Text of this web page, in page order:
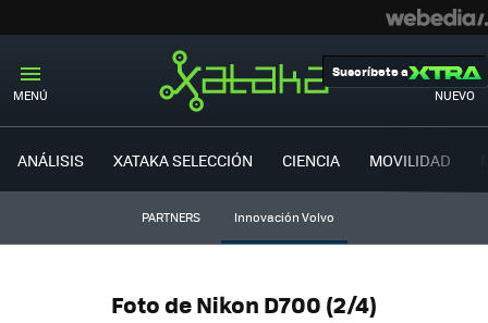
MENÚ NUEVO
Suscríbete a
ANÁLISIS XATAKA SELECCIÓN CIENCIA MOVILIDAD
PARTNERS Innovación Volvo
Foto de Nikon D700 (2/4)